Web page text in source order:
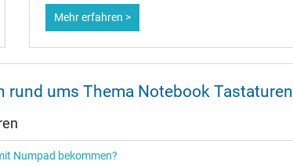
Mehr erfahren >
ums Thema Notebook Tastaturen
Numpad bekommen?